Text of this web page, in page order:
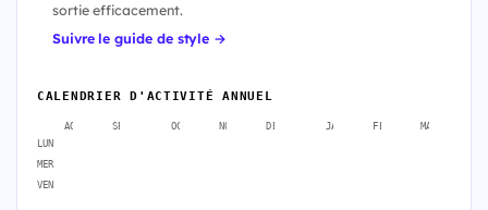
sortie efficacement.
Suivre le guide de style →
CALENDRIER D'ACTIVITÉ ANNUEL
AOÛT SEPT. OCT. NOV. DÉC. JANV. FÉVR. MARS
LUN
MER
VEN